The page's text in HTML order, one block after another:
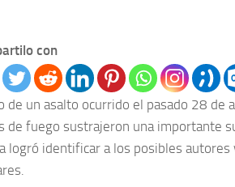
con
de un asalto ocurrido el pasado 28 de
de fuego sustrajeron una importante
logró identificar a los posibles